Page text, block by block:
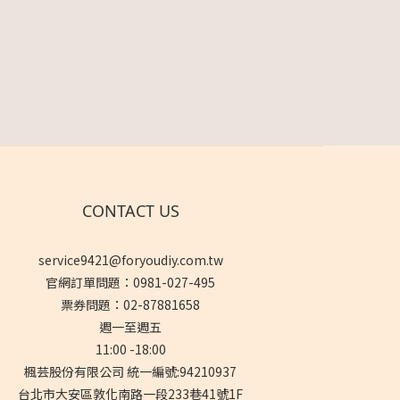
CONTACT US
service9421@foryoudiy.com.tw
官網訂單問題：0981-027-495
票券問題：02-87881658
週一至週五
11:00 -18:00
楓芸股份有限公司 統一編號:94210937
台北市大安區敦化南路一段233巷41號1F